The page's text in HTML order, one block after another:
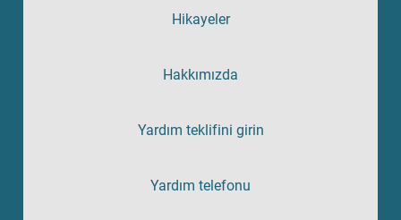
Hikayeler
Hakkımızda
Yardım teklifini girin
Yardım telefonu